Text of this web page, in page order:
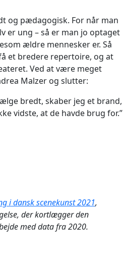
og pædagogisk. For når man
er ung – så er man jo optaget
ældre mennesker er. Så
et bredere repertoire, og at
Ved at være meget
Malzer og slutter:
bredt, skaber jeg et brand,
vidste, at de havde brug for.”
i dansk scenekunst 2021,
der kortlægger den
med data fra 2020.